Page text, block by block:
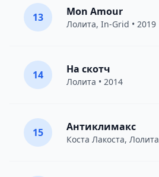
13 Mon Amour
Лолита, In-Grid • 2019
14 На скотч
Лолита • 2014
15 Антиклимакс
Коста Лакоста, Лолита